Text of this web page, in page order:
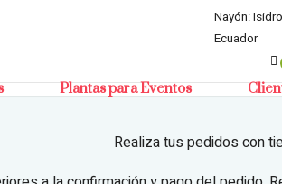
Nayón:
Ecuador
Plantas para Eventos
Realiza tus pedidos con